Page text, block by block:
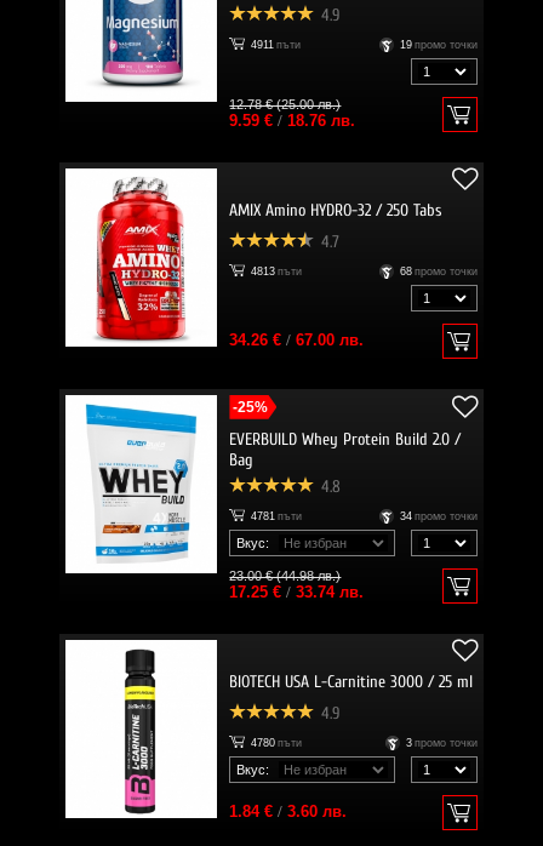
4.9
4911 пъти 19 промо точки
12.78 € (25.00 лв.)
9.59 €/ 18.76 лв.
AMIX Amino HYDRO-32 / 250 Tabs
4.7
4813 пъти 68 промо точки
34.26 €/ 67.00 лв.
-25%
EVERBUILD Whey Protein Build 2.0 /
Bag
4.8
4781 пъти 34 промо точки
Вкус:
23.00 € (44.98 лв.)
17.25 €/ 33.74 лв.
BIOTECH USA L-Carnitine 3000 / 25 ml
4.9
4780 пъти 3 промо точки
Вкус:
1.84 €/ 3.60 лв.